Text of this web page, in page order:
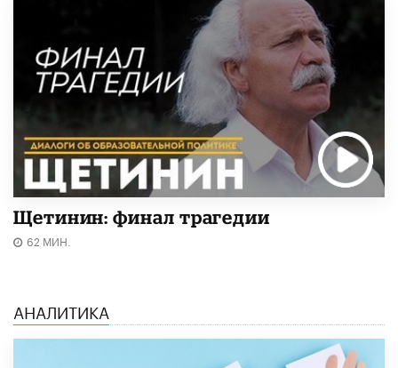
Щетинин: финал трагедии
62 МИН.
АНАЛИТИКА